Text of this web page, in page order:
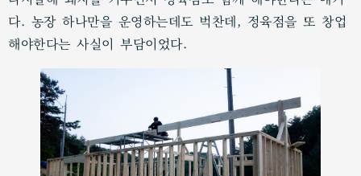
다. 농장 하나만을 운영하는데도 벅찬데, 정육점을 또 창업
해야한다는 사실이 부담이었다.